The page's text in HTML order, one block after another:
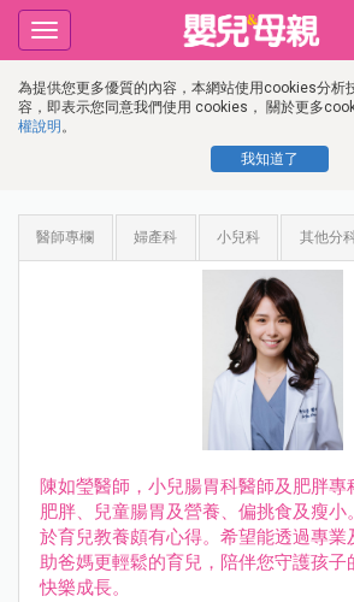
為提供您更多優質的內容，本網站使用cookies分析
容，即表示您同意我們使用 cookies， 關於更多
權說明 。
我知道了
Toggle
navigation
醫師專欄 婦產科 小兒科 其他分
陳如瑩醫師，小兒腸胃科醫師及肥胖
肥胖、兒童腸胃及營養、偏挑食及瘦
於育兒教養頗有心得。希望能透過專業
助爸媽更輕鬆的育兒，陪伴您守護孩子
快樂成長。